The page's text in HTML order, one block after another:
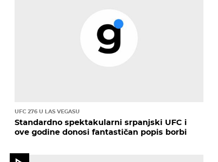
UFC 276 U LAS VEGASU
Standardno spektakularni srpanjski UFC i
ove godine donosi fantastičan popis borbi